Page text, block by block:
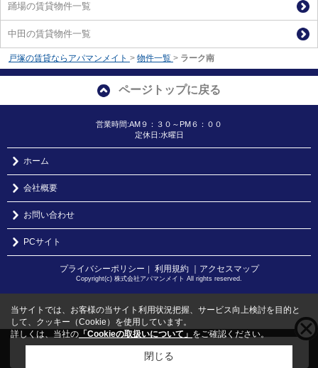
踊場の賃貸物件一覧
中田の賃貸物件一覧
戸塚の賃貸ならアパマンメイト > 物件一覧 > ラーク南
ページトップに戻る
営業時間:AM９：３０～PM６：００
定休日:水曜日
ホーム
会社概要
お問い合わせ
PCサイト
プライバシーポリシー 利用規約 ｜アクセスマップ
Copyright(c) 株式会社アパマンメイト All rights reserved.
こちらの物件をご覧の方にお勧めな物件
当サイトでは、お客様の当サイト利用状況把握、サービス向上検討を目的と
して、クッキー（Cookie）を使用しています。
詳しくは、当社の 「Cookieの取扱いについて」 をご確認ください。
閉じる